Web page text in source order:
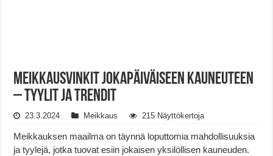
Meikkausvinkit Jokapäiväiseen Kauneuteen
– Tyylit ja Trendit
23.3.2024 Meikkaus 215 Näyttökertoja
Meikkauksen maailma on täynnä loputtomia mahdollisuuksia
ja tyylejä, jotka tuovat esiin jokaisen yksilöllisen kauneuden.